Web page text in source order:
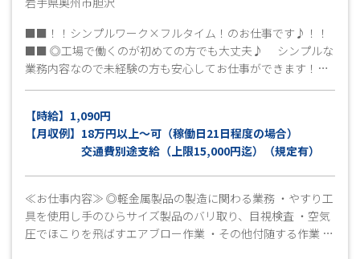
■■！！シンプルワーク×フルタイム！のお仕事です♪！！
■■ ◎工場で働くのが初めての方でも大丈夫♪ シンプルな
業務内容なので未経験の方も安心してお仕事ができます！
できます！ まずはお気軽にお問い合わせください！ 皆様
のご応募心よりお待ちしております(^^)/
【時給】1,090円
【月収例】18万円以上～可（稼働日21日程度の場合）
交通費別途支給（上限15,000円迄）（規定有）
≪お仕事内容≫ ◎軽金属製品の製造に関わる業務 ・やすり工
具を使用し手のひらサイズ製品のバリ取り、目視検査 ・空気
圧でほこりを飛ばすエアブロー作業 ・その他付随する作業 ★